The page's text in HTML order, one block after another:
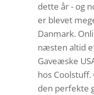
dette år - og
er blevet
Danmark.
næsten altid
Gaveæske
hos
den perfekte